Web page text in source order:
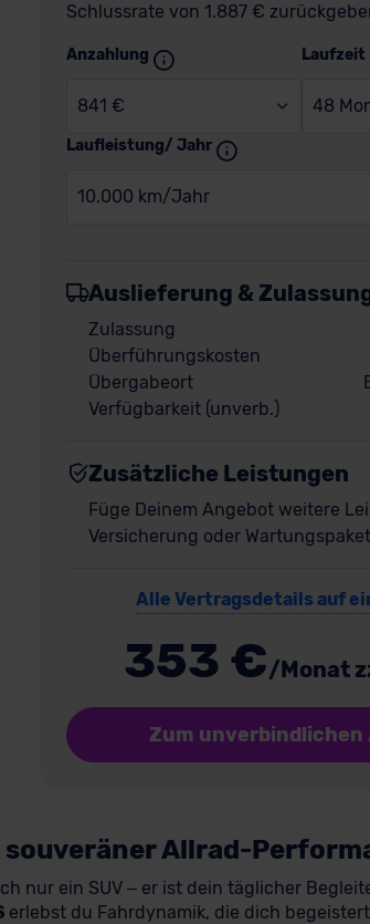
Schlussrate von 1.887 €
Anzahlung
841 €
Laufzeit
48
Laufleistung/ Jahr
10.000 km/Jahr
Auslieferung &
Zulassung
Überführungskosten
Übergabeort
Verfügbarkeit (unverb.)
Zusätzliche Leistungen
Füge Deinem Angebot weitere
Versicherung oder
Alle Vertragsdetails auf
353 €/Monat
Zum unverbindlichen
Allrad-
nur ein SUV – er ist dein täglicher
erlebst du Fahrdynamik, die dich